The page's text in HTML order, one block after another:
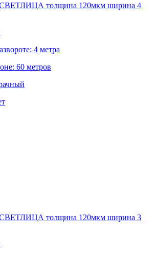
СВЕТЛИЦА толщина 120мкм ширина 4
4 метра
60 метров
СВЕТЛИЦА толщина 120мкм ширина 3